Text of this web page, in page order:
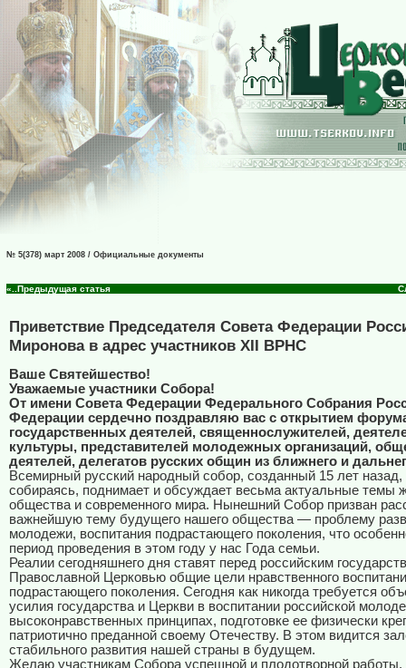
№ 5(378) март 2008 / Официальные документы
«..Предыдущая статья
Приветствие Председателя Совета Федерации
Миронова в адрес участников XII ВРНС
Ваше Святейшество!
Уважаемые участники Собора!
От имени Совета Федерации Федерального Собрания
Федерации сердечно поздравляю вас с открытием
государственных деятелей, священнослужителей,
культуры, представителей молодежных организаций,
деятелей, делегатов русских общин из ближнего и
Всемирный русский народный собор, созданный 15 лет
собираясь, поднимает и обсуждает весьма актуальные темы
общества и современного мира. Нынешний Собор призван
важнейшую тему будущего нашего общества — проблему
молодежи, воспитания подрастающего поколения, что
период проведения в этом году у нас Года семьи.
Реалии сегодняшнего дня ставят перед российским
Православной Церковью общие цели нравственного
подрастающего поколения. Сегодня как никогда требуется
усилия государства и Церкви в воспитании российской
высоконравственных принципах, подготовке ее физически
патриотично преданной своему Отечеству. В этом видится
стабильного развития нашей страны в будущем.
Желаю участникам Собора успешной и плодотворной работы.